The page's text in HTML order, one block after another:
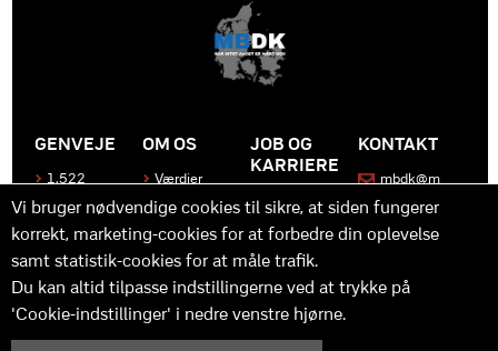
GENVEJE
1.522
Produkter
Kontakt
os
OM OS
Værdier
Historen
bag
MBDK
Hvad gør
os unikke
JOB OG
KARRIERE
Bliv en del
af MBDK
Vores
team
og
udvikling
KONTAKT
mbdk@m
Vi bruger nødvendige cookies til sikre, at siden fungerer
korrekt, marketing-cookies for at forbedre din oplevelse
samt statistik-cookies for at måle trafik.
Du kan altid tilpasse indstillingerne ved at trykke på
'Cookie-indstillinger' i nedre venstre hjørne.